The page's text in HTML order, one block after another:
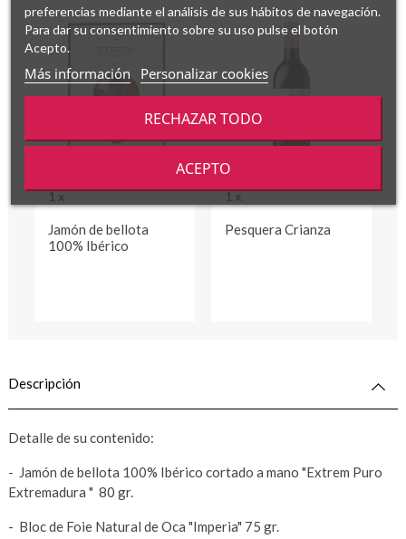
1 x
Jamón de bellota
100% Ibérico
1 x
Pesquera Crianza
Descripción
Detalle de su contenido:
- Jamón de bellota 100% Ibérico cortado a mano "Extrem Puro
Extremadura " 80 gr.
- Bloc de Foie Natural de Oca "Imperia" 75 gr.
preferencias mediante el análisis de sus hábitos de navegación.
Para dar su consentimiento sobre su uso pulse el botón
Acepto.
Más información Personalizar cookies
RECHAZAR TODO
ACEPTO